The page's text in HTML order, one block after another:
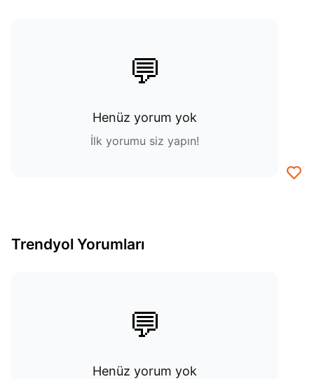
💬
Henüz yorum yok
İlk yorumu siz yapın!
Trendyol Yorumları
💬
Henüz yorum yok